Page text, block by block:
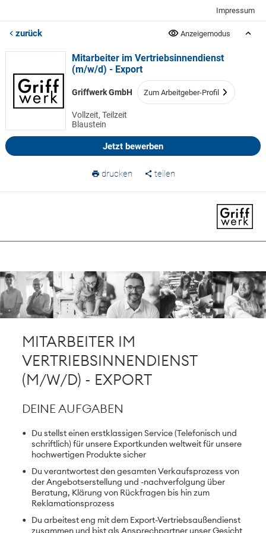
Impressum
zurück Anzeigemodus
Mitarbeiter im Vertriebsinnendienst
(m/w/d) - Export
Griffwerk GmbH Zum Arbeitgeber-Profil
Vollzeit, Teilzeit
Blaustein
Jetzt bewerben
drucken teilen
Karte anzeigen